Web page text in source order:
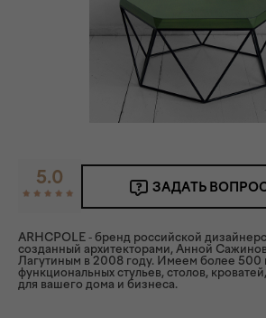
5.0 ЗАДАТЬ
ARHCPOLE - бренд российской
созданный архитекторами, Анной
Лагутиным в 2008 году. Имеем более 500
функциональных стульев, столов,
для вашего дома и бизнеса.